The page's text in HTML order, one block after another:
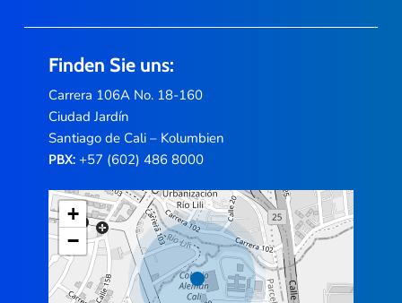
Finden Sie uns:
Carrera 106A No. 18-160
Ciudad Jardín
Santiago de Cali – Kolumbien
PBX:+57 (602) 486 8000
+
−